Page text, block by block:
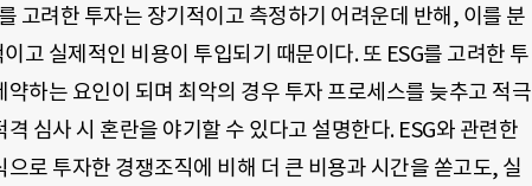
고려한 투자는 장기적이고 측정하기 어려운데 반해, 이를 분
고 실제적인 비용이 투입되기 때문이다. 또 ESG를 고려한 투
하는 요인이 되며 최악의 경우 투자 프로세스를 늦추고 적극
심사 시 혼란을 야기할 수 있다고 설명한다. ESG와 관련한
로 투자한 경쟁조직에 비해 더 큰 비용과 시간을 쏟고도, 실